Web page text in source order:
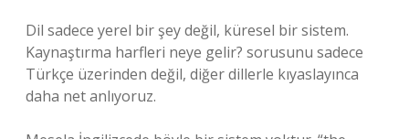
Dil sadece yerel bir şey değil, küresel bir sistem.
Kaynaştırma harfleri neye gelir? sorusunu sadece
Türkçe üzerinden değil, diğer dillerle kıyaslayınca
daha net anlıyoruz.